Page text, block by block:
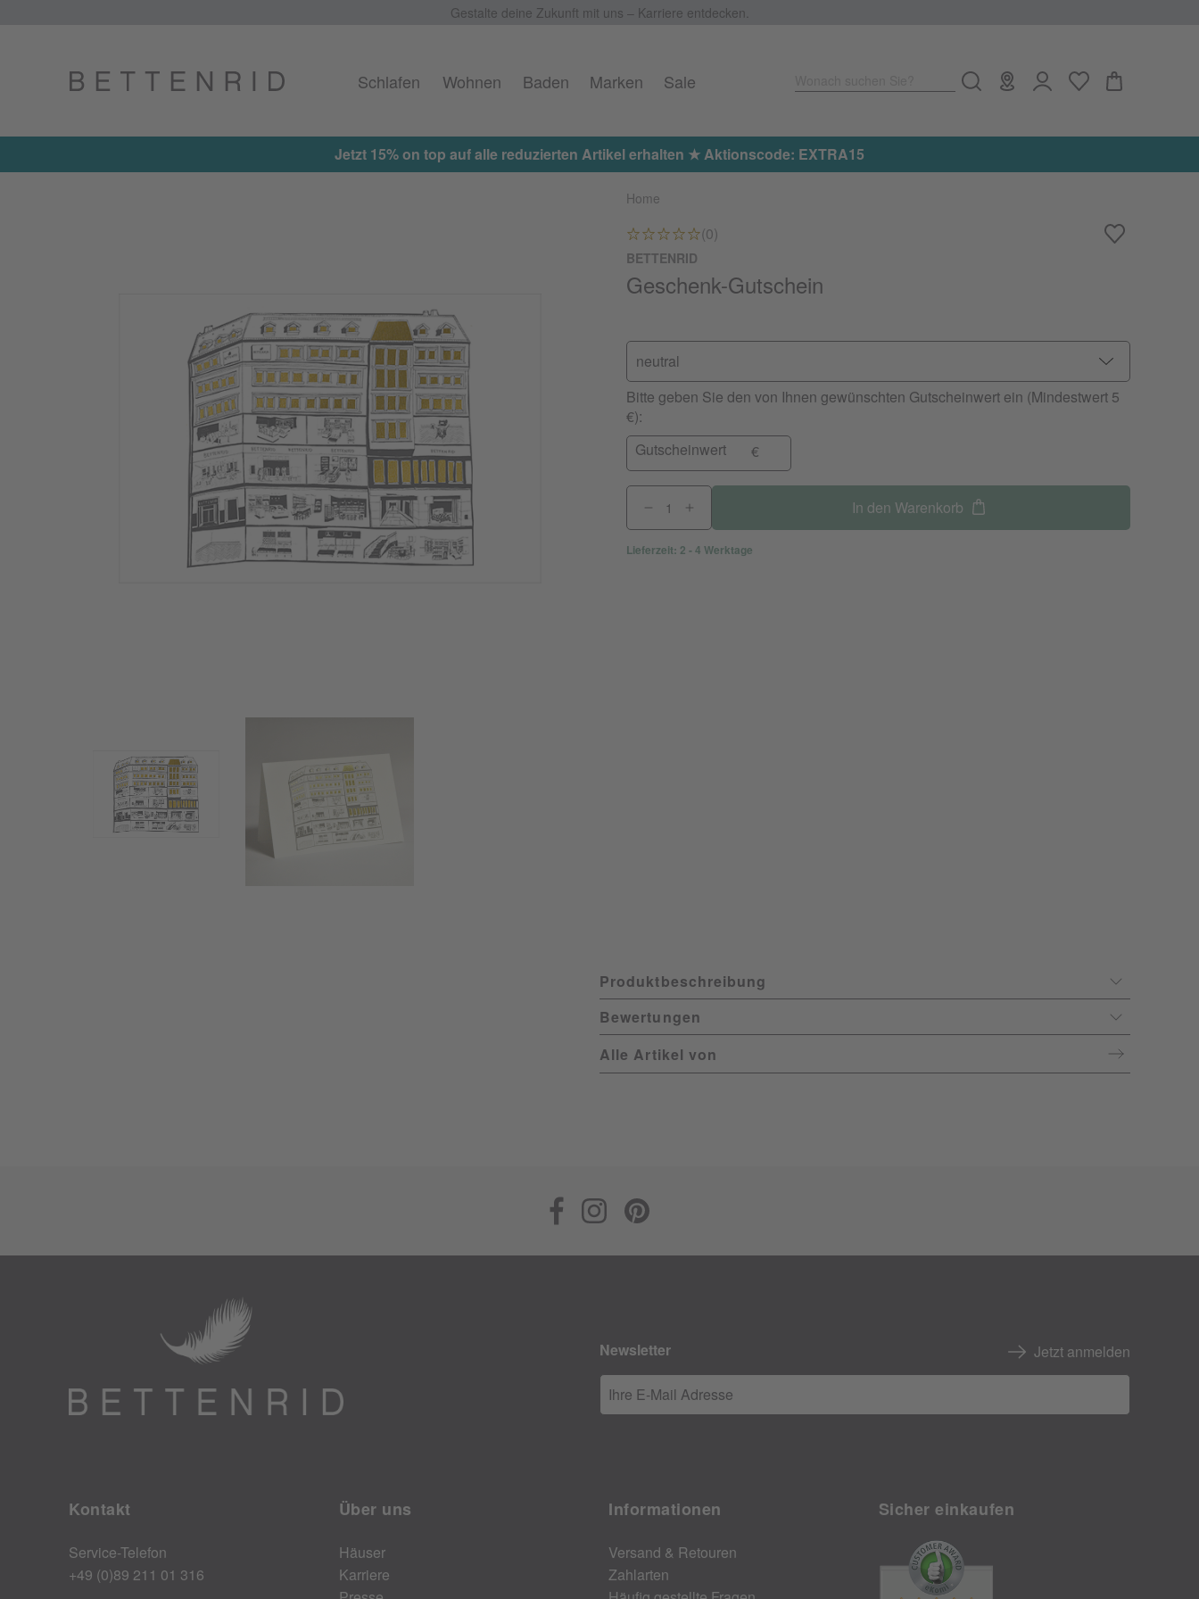
Gestalte deine Zukunft mit uns – Karriere entdecken.
Schlafen Wohnen Baden Marken Sale
Jetzt 15% on top auf alle reduzierten Artikel erhalten ★ Aktionscode: EXTRA15
Home
(0)
BETTENRID
Geschenk-Gutschein
neutral
Bitte geben Sie den von Ihnen gewünschten Gutscheinwert ein (Mindestwert 5
€):
€
Gutscheinwert
In den Warenkorb
Lieferzeit: 2 - 4 Werktage
Produktbeschreibung
Bewertungen
Alle Artikel von
Newsletter Jetzt anmelden
Ihre E-Mail Adresse
Kontakt
Service-Telefon
+49 (0)89 211 01 316
Über uns
Häuser
Karriere
Informationen
Versand & Retouren
Zahlarten
Sicher einkaufen